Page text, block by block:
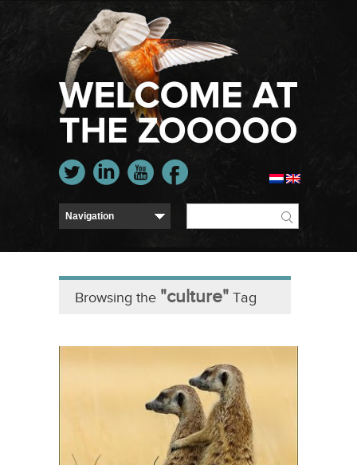
Browsing the "culture" Tag